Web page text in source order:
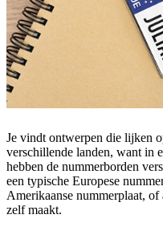
Je vindt ontwerpen die lijken
verschillende landen, want in
hebben de nummerborden
een typische Europese
Amerikaanse nummerplaat,
zelf maakt.